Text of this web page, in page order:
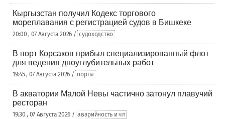
Кыргызстан получил Кодекс торгового
мореплавания с регистрацией судов в Бишкеке
20:00 , 07 Августа 2026 / судоходство
В порт Корсаков прибыл специализированный флот
для ведения дноуглубительных работ
19:45 , 07 Августа 2026 / порты
В акватории Малой Невы частично затонул плавучий
ресторан
19:30 , 07 Августа 2026 / аварийность и чп